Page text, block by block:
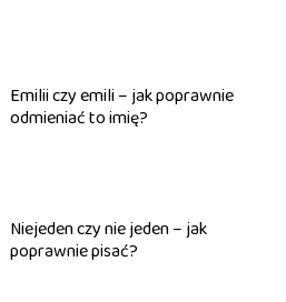
Emilii czy emili – jak poprawnie
odmieniać to imię?
Niejeden czy nie jeden – jak
poprawnie pisać?